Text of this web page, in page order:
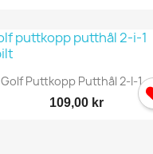
Snabbvy
Golf Puttkopp Putthål 2-I-1...
109,00 kr